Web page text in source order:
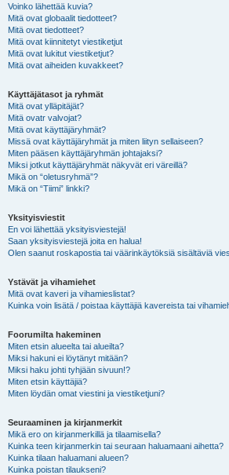
Voinko lähettää kuvia?
Mitä ovat globaalit tiedotteet?
Mitä ovat tiedotteet?
Mitä ovat kiinnitetyt viestiketjut
Mitä ovat lukitut viestiketjut?
Mitä ovat aiheiden kuvakkeet?
Käyttäjätasot ja ryhmät
Mitä ovat ylläpitäjät?
Mitä ovatr valvojat?
Mitä ovat käyttäjäryhmät?
Missä ovat käyttäjäryhmät ja miten liityn sellaiseen?
Miten pääsen käyttäjäryhmän johtajaksi?
Miksi jotkut käyttäjäryhmät näkyvät eri väreillä?
Mikä on “oletusryhmä”?
Mikä on “Tiimi” linkki?
Yksityisviestit
En voi lähettää yksityisviestejä!
Saan yksityisviestejä joita en halua!
Olen saanut roskapostia tai väärinkäytöksiä sisältäviä
Ystävät ja vihamiehet
Mitä ovat kaveri ja vihamieslistat?
Kuinka voin lisätä / poistaa käyttäjiä kavereista tai
Foorumilta hakeminen
Miten etsin alueelta tai alueilta?
Miksi hakuni ei löytänyt mitään?
Miksi haku johti tyhjään sivuun!?
Miten etsin käyttäjiä?
Miten löydän omat viestini ja viestiketjuni?
Seuraaminen ja kirjanmerkit
Mikä ero on kirjanmerkillä ja tilaamisella?
Kuinka teen kirjanmerkin tai seuraan haluamaani aihetta?
Kuinka tilaan haluamani alueen?
Kuinka poistan tilaukseni?